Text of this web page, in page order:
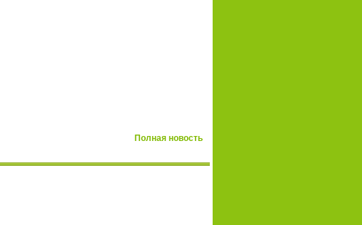
Полная новость